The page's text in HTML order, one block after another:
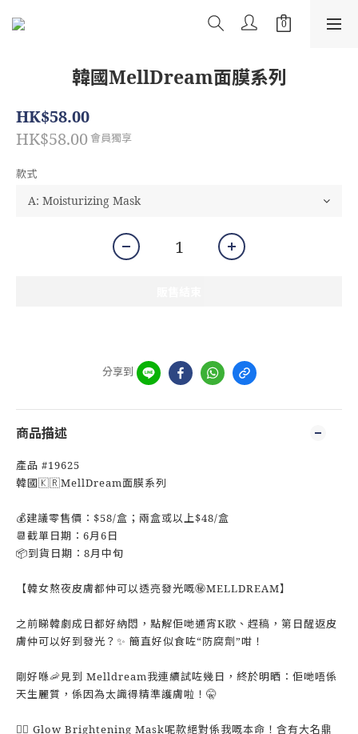
韓國MellDream面膜系列
HK$58.00
HK$58.00 會員獨享
款式
分享到
商品描述
產品 #19625
韓國🇰🇷MellDream面膜系列
💰建議零售價：$58/盒；兩盒或以上$48/盒
📆截單日期：6月6日
📦到貨日期：8月中旬
【韓女熬夜皮膚都仲可以透亮發光嘅㊙️MELLDREAM】
之前睇韓劇成日都好納悶，點解佢哋通宵K歌、趕稿，第日醒返皮
膚仲可以好到發光？✨ 簡直好似食咗“防腐劑”咁！
剛好喺🦐見到 Melldream我連續試咗幾日，終於明晒：佢哋唔係
天生麗質，係因為太識得精準護膚啦！🤫
👉🏻 Glow Brightening Mask呢款絕對係我嘅本命！含有大名鼎